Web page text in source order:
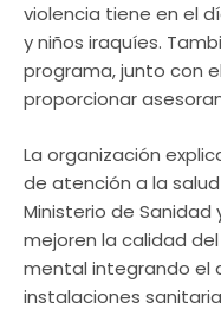
violencia tiene en el
y niños iraquíes.
programa, junto con
proporcionar
La organización
de atención a la
Ministerio de Sanidad
mejoren la calidad
mental integrando el
instalaciones